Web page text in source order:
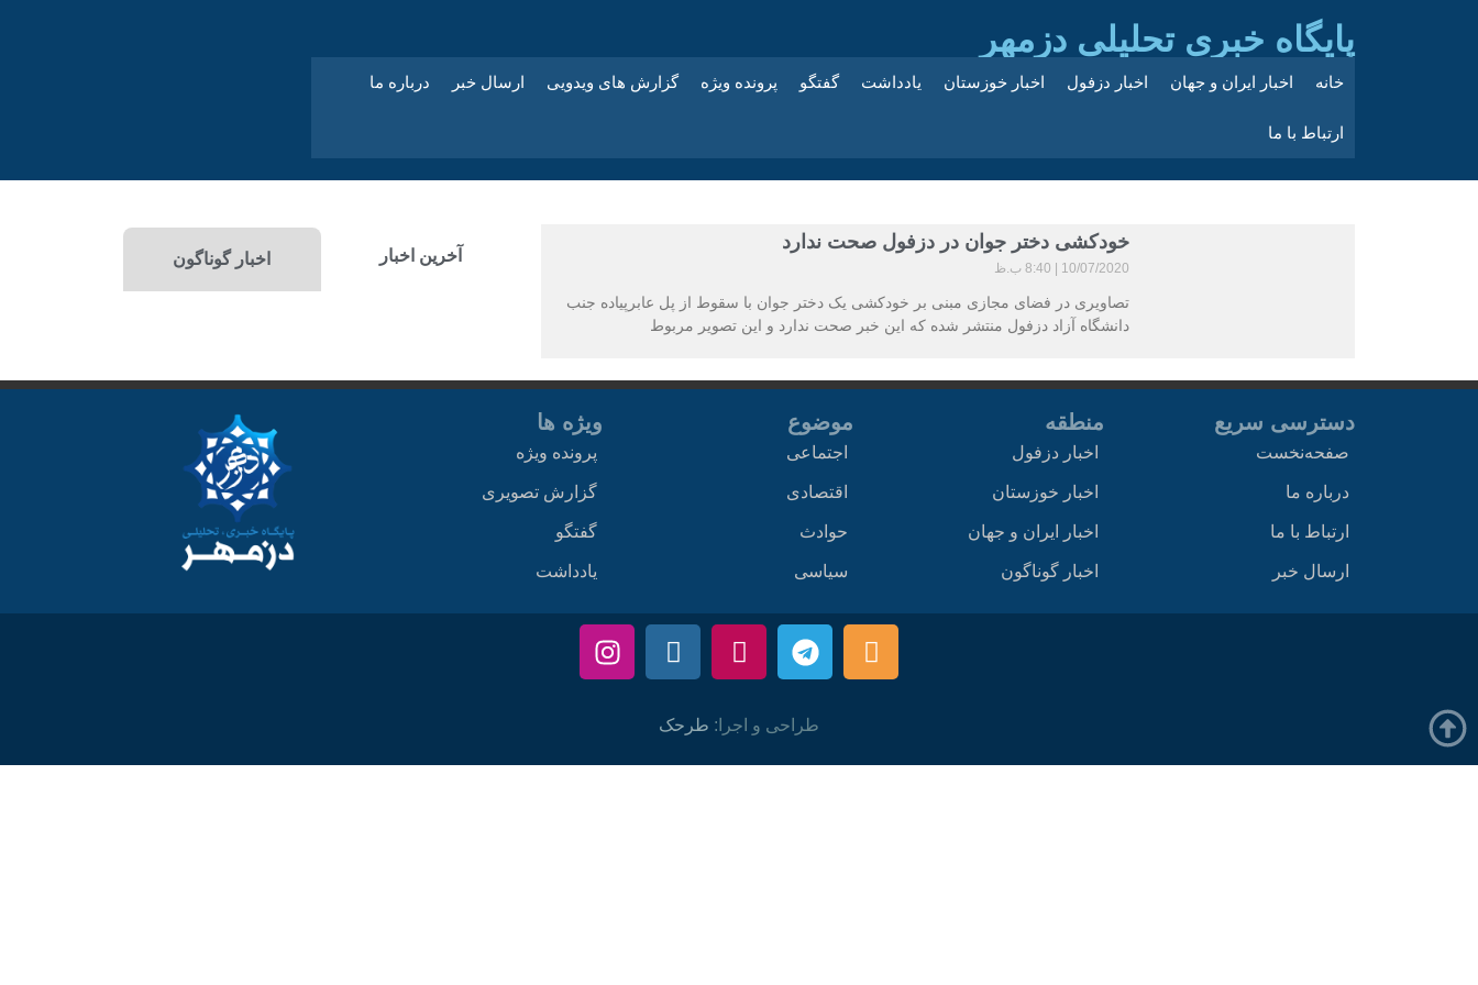
پایگاه خبری تحلیلی دزمهر
خانه اخبار ایران و جهان اخبار دزفول اخبار خوزستان یادداشت گفتگو پرونده ویژه گزارش های ویدویی ارسال خبر درباره ما
ارتباط با ما
خودکشی دختر جوان در دزفول صحت ندارد
10/07/2020 8:40 ب.ظ
تصاویری در فضای مجازی مبنی بر خودکشی یک دختر جوان با سقوط از پل عابرپیاده جنب
دانشگاه آزاد دزفول منتشر شده که این خبر صحت ندارد و این تصویر مربوط
آخرین اخبار اخبار گوناگون
دسترسی سریع
صفحه‌نخست
درباره ما
ارتباط با ما
ارسال خبر
منطقه
اخبار دزفول
اخبار خوزستان
اخبار ایران و جهان
اخبار گوناگون
موضوع
اجتماعی
اقتصادی
حوادث
سیاسی
ویژه ها
پرونده ویژه
گزارش تصویری
گفتگو
یادداشت
طراحی و اجرا: طرحک